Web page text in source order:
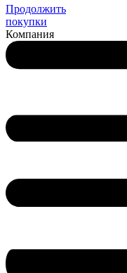
Продолжить
покупки
Компания